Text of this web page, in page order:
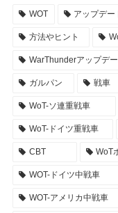
WOT アップデー
方法やヒント
WarThunderアップデー
ガルパン 戦車
WoT-ソ連重戦車
WoT-ドイツ重戦車
CBT WoT
WOT-ドイツ中戦車
WOT-アメリカ中戦車